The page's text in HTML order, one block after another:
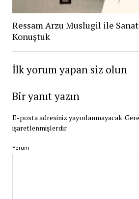
Ressam Arzu Muslugil ile
Konuştuk
İlk yorum yapan siz olun
Bir yanıt yazın
E-posta adresiniz yayınlanmayacak.
işaretlenmişlerdir
Yorum